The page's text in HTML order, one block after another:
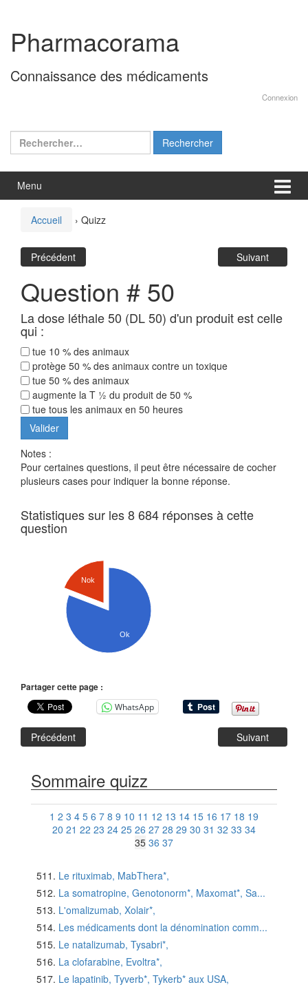
contenu
menu
principal
Pharmacorama
Connaissance des médicaments
Connexion
Rechercher :
Menu
Accueil › Quizz
Précédent Suivant
Question # 50
La dose léthale 50 (DL 50) d'un produit est celle
qui :
tue 10 % des animaux
protège 50 % des animaux contre un toxique
tue 50 % des animaux
augmente la T ½ du produit de 50 %
tue tous les animaux en 50 heures
Notes :
Pour certaines questions, il peut être nécessaire de cocher
plusieurs cases pour indiquer la bonne réponse.
Statistiques sur les 8 684 réponses à cette
question
Nok
Ok
Partager cette page :
WhatsApp
Précédent Suivant
Sommaire quizz
1 2 3 4 5 6 7 8 9 10 11 12 13 14 15 16 17 18 19
20 21 22 23 24 25 26 27 28 29 30 31 32 33 34
35 36 37
Le rituximab, MabThera*,
La somatropine, Genotonorm*, Maxomat*, Sa...
L'omalizumab, Xolair*,
Les médicaments dont la dénomination comm...
Le natalizumab, Tysabri*,
La clofarabine, Evoltra*,
Le lapatinib, Tyverb*, Tykerb* aux USA,